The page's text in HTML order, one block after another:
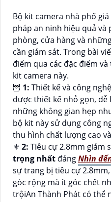
Bộ kit camera nhà phố
pháp an ninh hiệu quả và
phòng, cửa hàng và
cần giám sát. Trong bài
điểm qua các đặc điểm
kit camera này.
🦉 1: Thiết kế và công
được thiết kế nhỏ gọn, dễ
những không gian hẹp
bộ kit này sử dụng công
thu hình chất lượng cao
⚜️ 2: Tiêu cự 2.8mm giám
trọng nhất đángNhìn
sự trang bị tiêu cự
góc rộng mà ít góc chết
trộiAn Thành Phát có thể